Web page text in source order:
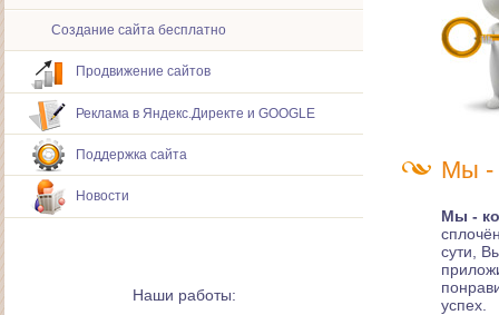
Создание сайта бесплатно
Продвижение сайтов
Реклама в Яндекс.Директе и GOOGLE
Поддержка сайта
Новости
Наши работы:
Мы -
Мы -
сути,
успех.